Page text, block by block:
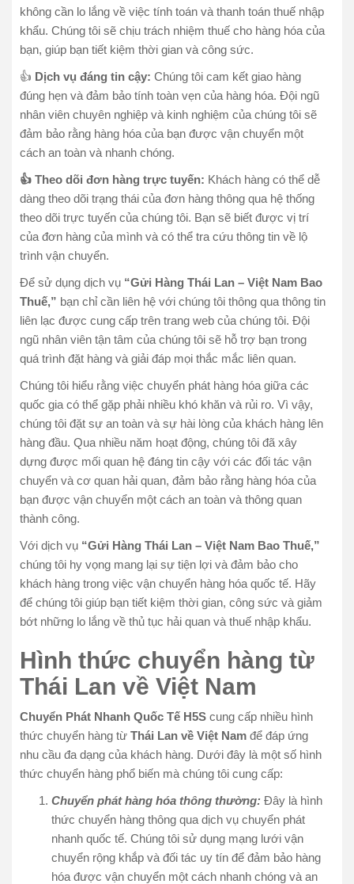
không cần lo lắng về việc tính toán và thanh toán thuế nhập
khẩu. Chúng tôi sẽ chịu trách nhiệm thuế cho hàng hóa của
bạn, giúp bạn tiết kiệm thời gian và công sức.
👍 Dịch vụ đáng tin cậy: Chúng tôi cam kết giao hàng
đúng hẹn và đảm bảo tính toàn vẹn của hàng hóa. Đội ngũ
nhân viên chuyên nghiệp và kinh nghiệm của chúng tôi sẽ
đảm bảo rằng hàng hóa của bạn được vận chuyển một
cách an toàn và nhanh chóng.
👍 Theo dõi đơn hàng trực tuyến: Khách hàng có thể dễ
dàng theo dõi trạng thái của đơn hàng thông qua hệ thống
theo dõi trực tuyến của chúng tôi. Bạn sẽ biết được vị trí
của đơn hàng của mình và có thể tra cứu thông tin về lộ
trình vận chuyển.
Để sử dụng dịch vụ “Gửi Hàng Thái Lan – Việt Nam Bao
Thuế,” bạn chỉ cần liên hệ với chúng tôi thông qua thông tin
liên lạc được cung cấp trên trang web của chúng tôi. Đội
ngũ nhân viên tận tâm của chúng tôi sẽ hỗ trợ bạn trong
quá trình đặt hàng và giải đáp mọi thắc mắc liên quan.
Chúng tôi hiểu rằng việc chuyển phát hàng hóa giữa các
quốc gia có thể gặp phải nhiều khó khăn và rủi ro. Vì vậy,
chúng tôi đặt sự an toàn và sự hài lòng của khách hàng lên
hàng đầu. Qua nhiều năm hoạt động, chúng tôi đã xây
dựng được mối quan hệ đáng tin cậy với các đối tác vận
chuyển và cơ quan hải quan, đảm bảo rằng hàng hóa của
bạn được vận chuyển một cách an toàn và thông quan
thành công.
Với dịch vụ “Gửi Hàng Thái Lan – Việt Nam Bao Thuế,”
chúng tôi hy vọng mang lại sự tiện lợi và đảm bảo cho
khách hàng trong việc vận chuyển hàng hóa quốc tế. Hãy
để chúng tôi giúp bạn tiết kiệm thời gian, công sức và giảm
bớt những lo lắng về thủ tục hải quan và thuế nhập khẩu.
Hình thức chuyển hàng từ
Thái Lan về Việt Nam
Chuyển Phát Nhanh Quốc Tế H5S cung cấp nhiều hình
thức chuyển hàng từ Thái Lan về Việt Nam để đáp ứng
nhu cầu đa dạng của khách hàng. Dưới đây là một số hình
thức chuyển hàng phổ biến mà chúng tôi cung cấp:
Chuyển phát hàng hóa thông thường: Đây là hình
thức chuyển hàng thông qua dịch vụ chuyển phát
nhanh quốc tế. Chúng tôi sử dụng mạng lưới vận
chuyển rộng khắp và đối tác uy tín để đảm bảo hàng
hóa được vận chuyển một cách nhanh chóng và an